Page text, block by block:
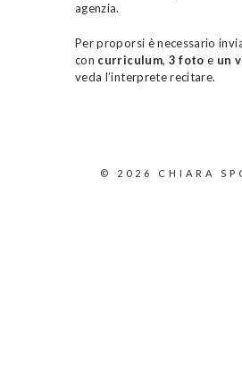
agenzia.
Per proporsi è necessario
con curriculum, 3 foto e un
veda l’interprete recitare.
© 2026 CHIARA